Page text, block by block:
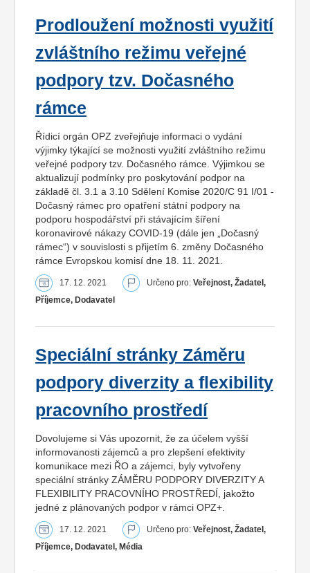
Prodloužení možnosti využití
zvláštního režimu veřejné
podpory tzv. Dočasného
rámce
Řídicí orgán OPZ zveřejňuje informaci o vydání
výjimky týkající se možnosti využití zvláštního režimu
veřejné podpory tzv. Dočasného rámce. Výjimkou se
aktualizují podmínky pro poskytování podpor na
základě čl. 3.1 a 3.10 Sdělení Komise 2020/C 91 I/01 -
Dočasný rámec pro opatření státní podpory na
podporu hospodářství při stávajícím šíření
koronavirové nákazy COVID-19 (dále jen „Dočasný
rámec“) v souvislosti s přijetím 6. změny Dočasného
rámce Evropskou komisí dne 18. 11. 2021.
17. 12. 2021 Určeno pro: Veřejnost, Žadatel,
Příjemce, Dodavatel
Speciální stránky Záměru
podpory diverzity a flexibility
pracovního prostředí
Dovolujeme si Vás upozornit, že za účelem vyšší
informovanosti zájemců a pro zlepšení efektivity
komunikace mezi ŘO a zájemci, byly vytvořeny
speciální stránky ZÁMĚRU PODPORY DIVERZITY A
FLEXIBILITY PRACOVNÍHO PROSTŘEDÍ, jakožto
jedné z plánovaných podpor v rámci OPZ+.
17. 12. 2021 Určeno pro: Veřejnost, Žadatel,
Příjemce, Dodavatel, Média